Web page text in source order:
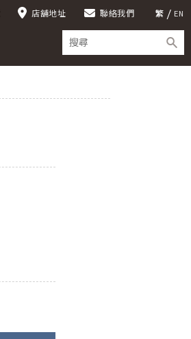
繁 EN
店舖地址 聯絡我們